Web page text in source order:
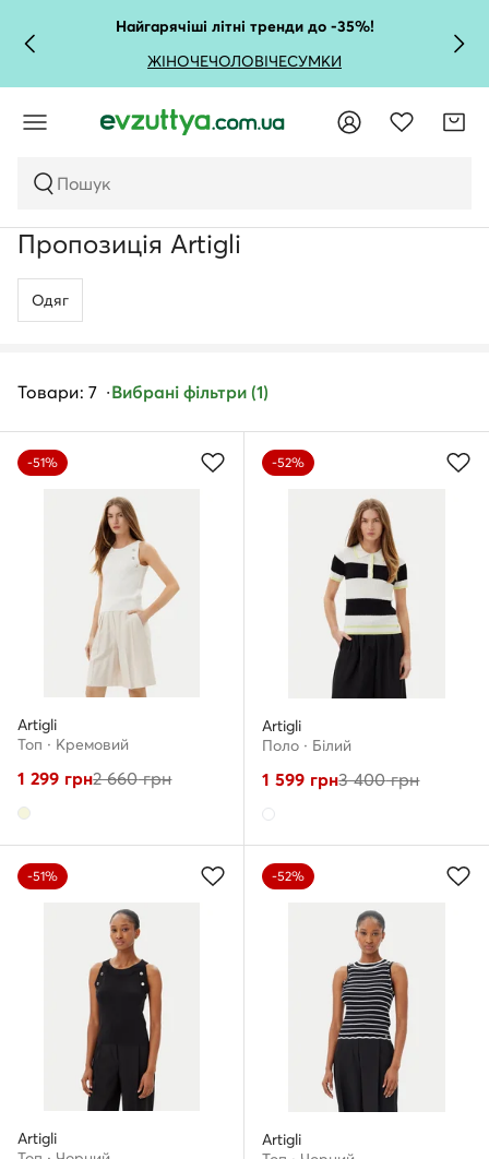
Найгарячіші літні тренди до -35%!
ЖІНОЧЕЧОЛОВІЧЕСУМКИ
Пошук
Пропозиція Artigli
Одяг
Товари: 7 Вибрані фільтри (1)
-51%
Artigli
Топ · Кремовий
1 299 грн2 660грн
-52%
Artigli
Поло · Білий
1 599 грн3 400грн
-51%
Artigli
-52%
Artigli